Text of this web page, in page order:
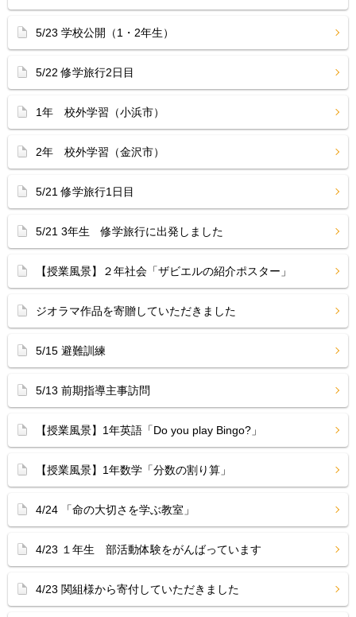
5/23 学校公開（1・2年生）
5/22 修学旅行2日目
1年 校外学習（小浜市）
2年 校外学習（金沢市）
5/21 修学旅行1日目
5/21 3年生 修学旅行に出発しました
【授業風景】２年社会「ザビエルの紹介ポスター」
ジオラマ作品を寄贈していただきました
5/15 避難訓練
5/13 前期指導主事訪問
【授業風景】1年英語「Do you play Bingo?」
【授業風景】1年数学「分数の割り算」
4/24 「命の大切さを学ぶ教室」
4/23 １年生 部活動体験をがんばっています
4/23 関組様から寄付していただきました